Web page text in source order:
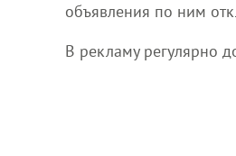
объявления по ним
В рекламу регулярно